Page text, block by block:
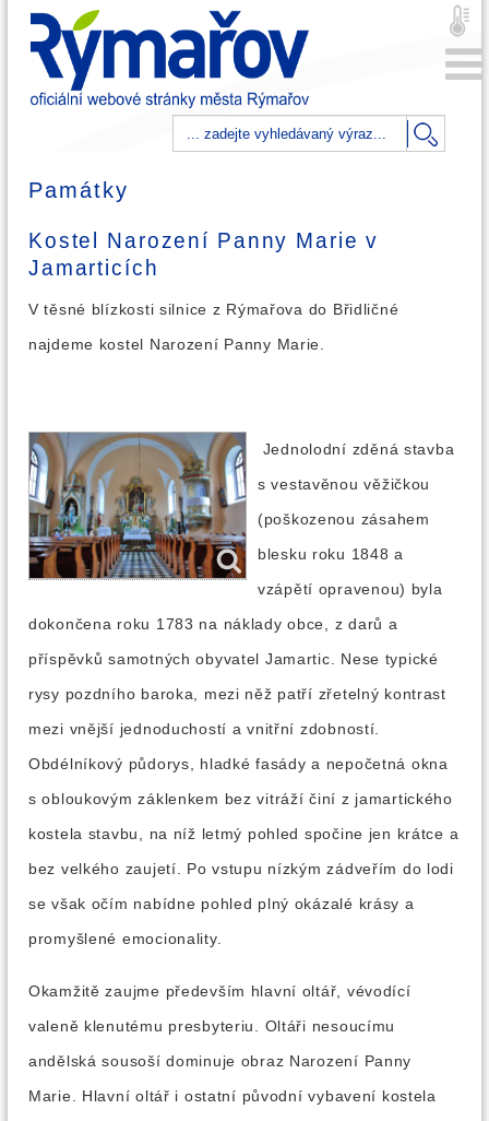
Památky
Kostel Narození Panny Marie v
Jamarticích
V těsné blízkosti silnice z Rýmařova do Břidličné
najdeme kostel Narození Panny Marie.
Jednolodní zděná stavba
s vestavěnou věžičkou
(poškozenou zásahem
blesku roku 1848 a
vzápětí opravenou) byla
dokončena roku 1783 na náklady obce, z darů a
příspěvků samotných obyvatel Jamartic. Nese typické
rysy pozdního baroka, mezi něž patří zřetelný kontrast
mezi vnější jednoduchostí a vnitřní zdobností.
Obdélníkový půdorys, hladké fasády a nepočetná okna
s obloukovým záklenkem bez vitráží činí z jamartického
kostela stavbu, na níž letmý pohled spočine jen krátce a
bez velkého zaujetí. Po vstupu nízkým zádveřím do lodi
se však očím nabídne pohled plný okázalé krásy a
promyšlené emocionality.
Okamžitě zaujme především hlavní oltář, vévodící
valeně klenutému presbyteriu. Oltáři nesoucímu
andělská sousoší dominuje obraz Narození Panny
Marie. Hlavní oltář i ostatní původní vybavení kostela